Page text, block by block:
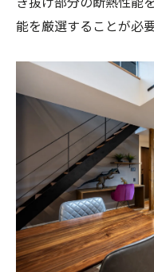
能を厳選することが必要